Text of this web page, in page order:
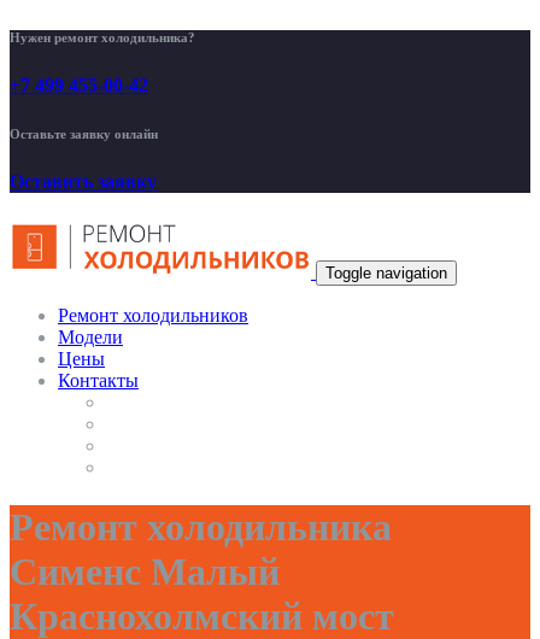
Нужен ремонт холодильника?
+7 499 455-00-42
Оставьте заявку онлайн
Оставить заявку
Toggle navigation
Ремонт холодильников
Модели
Цены
Контакты
Ремонт холодильника
Сименс Малый
Краснохолмский мост